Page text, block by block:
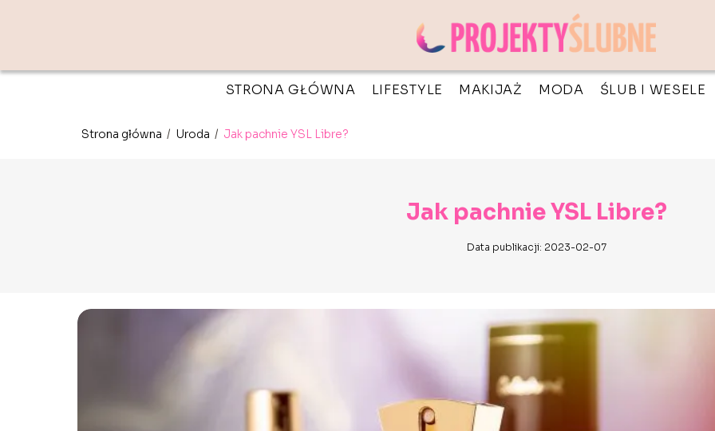
STRONA GŁÓWNA LIFESTYLE MAKIJAŻ MODA ŚLUB I WESELE
Strona główna / Uroda / Jak pachnie YSL Libre?
Jak pachnie YSL Libre?
Data publikacji: 2023-02-07